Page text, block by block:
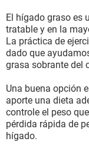
El hígado graso es
tratable y en la
La práctica de
dado que
grasa sobrante del
Una buena opción
aporte una dieta
controle el peso
pérdida rápida de
hígado.